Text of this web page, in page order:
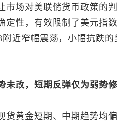
市场对美联储货币政策的
定性，有效限制了 美元指数
近窄幅震荡，小幅抗跌
未改，短期反弹仅为弱势
货黄金短期、中期趋势均